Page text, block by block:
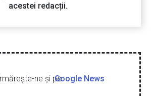
acestei redacții.
ne şi peGoogle News